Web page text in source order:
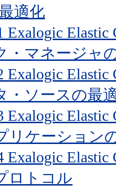
適化
Exalogic
・マネージャ
Exalogic
・ソースの最
Exalogic
リケーション
Exalogic
ロトコル